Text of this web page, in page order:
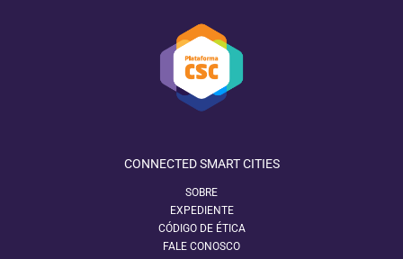
CONNECTED SMART CITIES
SOBRE
EXPEDIENTE
CÓDIGO DE ÉTICA
FALE CONOSCO